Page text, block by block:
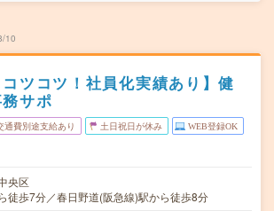
10
コツコツ！社員化実績あり】健
サポ
通費別途支給あり 土日祝日が休み WEB登録OK
央区
徒歩7分／春日野道(阪急線)駅から徒歩8分